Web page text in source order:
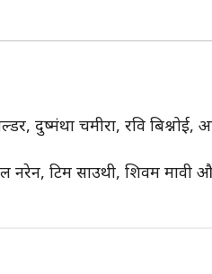
दुष्मंथा चमीरा, रवि
टिम साउथी, शिवम मावी